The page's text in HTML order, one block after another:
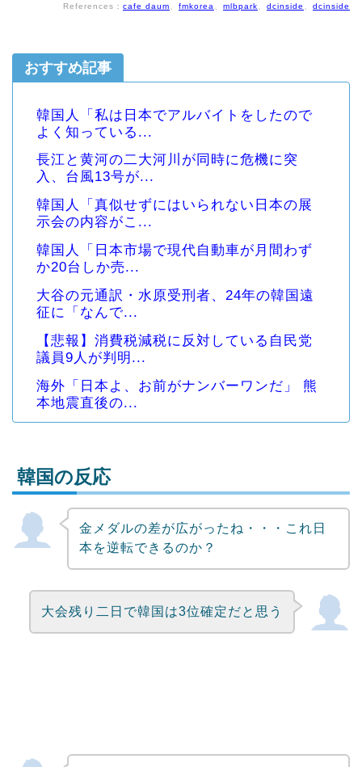
References： cafe daum fmkorea mlbpark dcinside dcinside
おすすめ記事
韓国人「私は日本でアルバイトをしたので
よく知っている...
長江と黄河の二大河川が同時に危機に突
入、台風13号が...
韓国人「真似せずにはいられない日本の展
示会の内容がこ...
韓国人「日本市場で現代自動車が月間わず
か20台しか売...
大谷の元通訳・水原受刑者、24年の韓国遠
征に「なんで...
【悲報】消費税減税に反対している自民党
議員9人が判明...
海外「日本よ、お前がナンバーワンだ」 熊
本地震直後の...
Powered by livedoor 相互RSS
韓国の反応
金メダルの差が広がったね・・・これ日
本を逆転できるのか？
大会残り二日で韓国は3位確定だと思う